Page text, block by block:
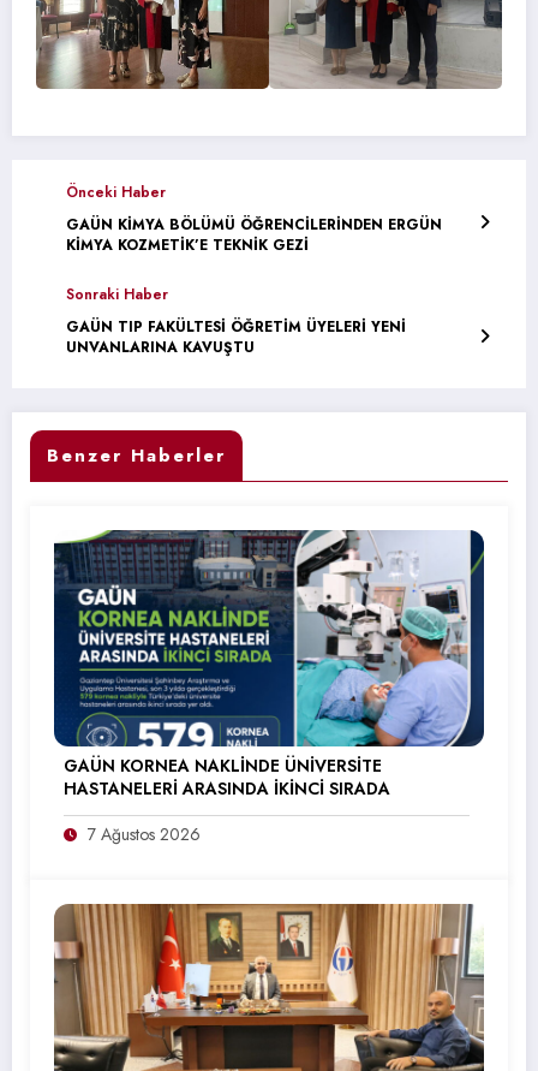
Önceki Haber
GAÜN KİMYA BÖLÜMÜ ÖĞRENCİLERİNDEN ERGÜN
KİMYA KOZMETİK’E TEKNİK GEZİ
Sonraki Haber
GAÜN TIP FAKÜLTESİ ÖĞRETİM ÜYELERİ YENİ
UNVANLARINA KAVUŞTU
Benzer Haberler
GAÜN KORNEA NAKLİNDE ÜNİVERSİTE
HASTANELERİ ARASINDA İKİNCİ SIRADA
7 Ağustos 2026